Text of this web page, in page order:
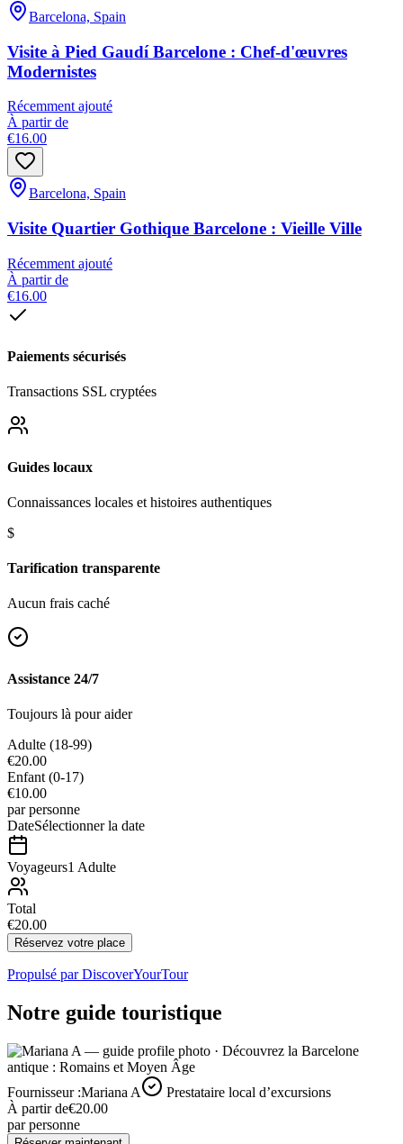
Barcelona, Spain
Visite à Pied Gaudí Barcelone : Chef-d'œuvres
Modernistes
Récemment ajouté
À partir de
€16.00
Barcelona, Spain
Visite Quartier Gothique Barcelone : Vieille Ville
Récemment ajouté
À partir de
€16.00
Paiements sécurisés
Transactions SSL cryptées
Guides locaux
Connaissances locales et histoires authentiques
$
Tarification transparente
Aucun frais caché
Assistance 24/7
Toujours là pour aider
Adulte (18-99)
€20.00
Enfant (0-17)
€10.00
par personne
DateSélectionner la date
Voyageurs1 Adulte
Total
€20.00
Réservez votre place
Propulsé parDiscoverYourTour
Notre guide touristique
Fournisseur :Mariana A
Prestataire local d’excursions
À partir de€20.00
par personne